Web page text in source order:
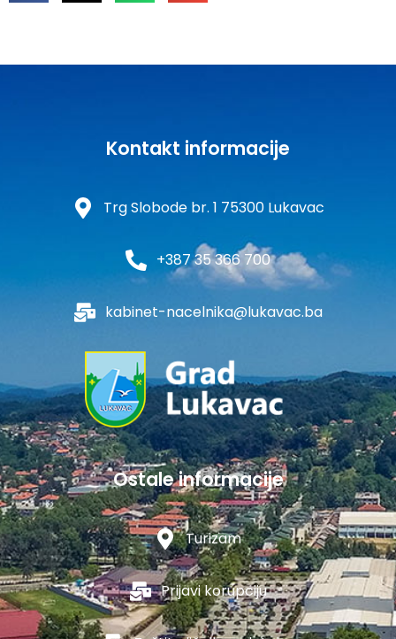
Kontakt informacije
Trg Slobode br. 1 75300 Lukavac
+387 35 366 700
kabinet-nacelnika@lukavac.ba
Ostale informacije
Turizam
Prijavi korupciju